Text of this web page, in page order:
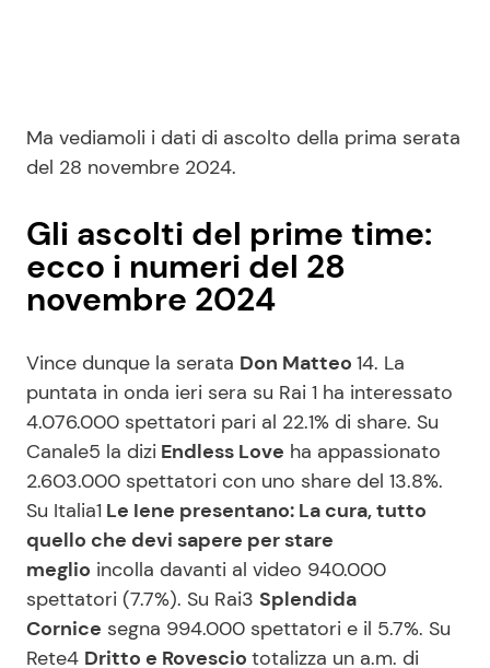
Ma vediamoli i dati di ascolto della prima serata
del 28 novembre 2024.
Gli ascolti del prime time:
ecco i numeri del 28
novembre 2024
Vince dunque la serata Don Matteo 14. La
puntata in onda ieri sera su Rai 1 ha interessato
4.076.000 spettatori pari al 22.1% di share. Su
Canale5 la dizi Endless Love ha appassionato
2.603.000 spettatori con uno share del 13.8%.
Su Italia1 Le Iene presentano: La cura, tutto
quello che devi sapere per stare
meglio incolla davanti al video 940.000
spettatori (7.7%). Su Rai3 Splendida
Cornice segna 994.000 spettatori e il 5.7%. Su
Rete4 Dritto e Rovescio totalizza un a.m. di